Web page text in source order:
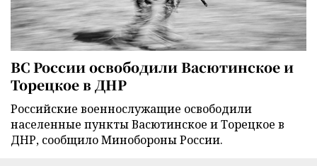
ВС России освободили Васютинское и
Торецкое в ДНР
Российские военнослужащие освободили
населенные пункты Васютинское и Торецкое в
ДНР, сообщило Минобороны России.